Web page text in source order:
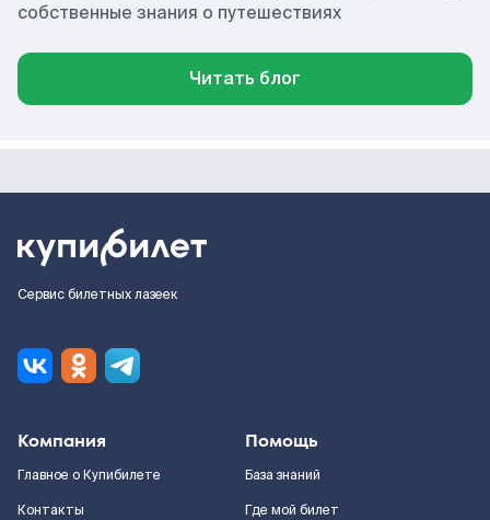
собственные знания о путешествиях
Читать блог
Сервис билетных лазеек
Компания
Главное о Купибилете
Контакты
Помощь
База знаний
Где мой билет